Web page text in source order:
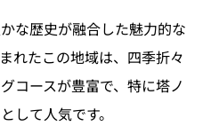
な歴史が融合した魅力的な
れたこの地域は、四季折々
コースが豊富で、特に塔ノ
して人気です。